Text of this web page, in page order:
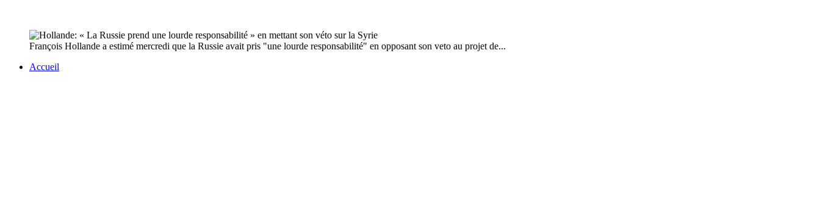
François Hollande a estimé mercredi que la Russie avait pris "une lourde responsabilité" en opposant son veto au projet de...
Accueil